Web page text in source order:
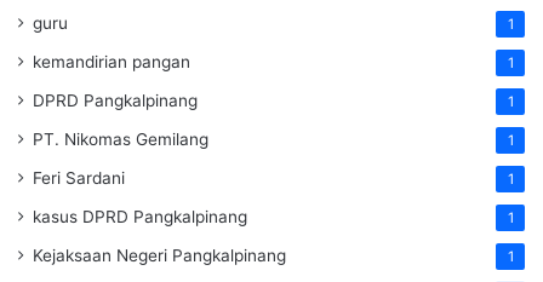
guru 1
kemandirian pangan 1
DPRD Pangkalpinang 1
PT. Nikomas Gemilang 1
Feri Sardani 1
kasus DPRD Pangkalpinang 1
Kejaksaan Negeri Pangkalpinang 1